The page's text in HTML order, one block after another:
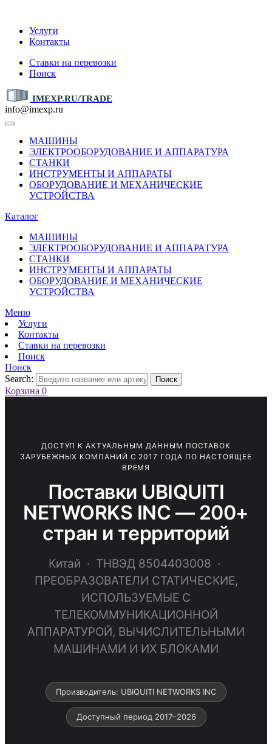
Услуги
Контакты
Ставки на перевозки
Поиск
IMEXP.RU/TRADE
info@imexp.ru
МАШИНЫ
ЭЛЕКТРООБОРУДОВАНИЕ И АППАРАТУРА
СТАНКИ
ИНСТРУМЕНТЫ И АППАРАТЫ
ОБОРУДОВАНИЕ И МЕХАНИЧЕСКИЕ
УСТРОЙСТВА
Каталог
МАШИНЫ
ЭЛЕКТРООБОРУДОВАНИЕ И АППАРАТУРА
СТАНКИ
ИНСТРУМЕНТЫ И АППАРАТЫ
ОБОРУДОВАНИЕ И МЕХАНИЧЕСКИЕ
УСТРОЙСТВА
Меню
Услуги
Контакты
Ставки на перевозки
Поиск
Поиск
Search:
Поиск
Корзина 0
ДОСТУП К АКТУАЛЬНЫМ ДАННЫМ ПОСТАВОК
ЗАРУБЕЖНЫХ КОМПАНИЙ С 2017 ГОДА ПО НАСТОЯЩЕЕ
ВРЕМЯ
Поставки UBIQUITI
NETWORKS INC — 200+
стран и территорий
Китай · ТНВЭД 8504403008 ·
ПРЕОБРАЗОВАТЕЛИ СТАТИЧЕСКИЕ,
ИСПОЛЬЗУЕМЫЕ С
ТЕЛЕКОММУНИКАЦИОННОЙ
АППАРАТУРОЙ, ВЫЧИСЛИТЕЛЬНЫМИ
МАШИНАМИ И ИХ БЛОКАМИ
Производитель: UBIQUITI NETWORKS INC
Доступный период 2017–2026